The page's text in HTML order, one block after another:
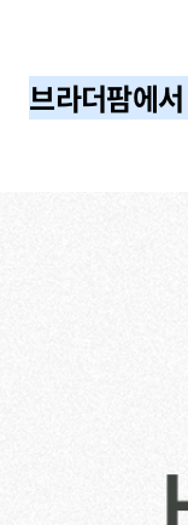
브라더팜에서